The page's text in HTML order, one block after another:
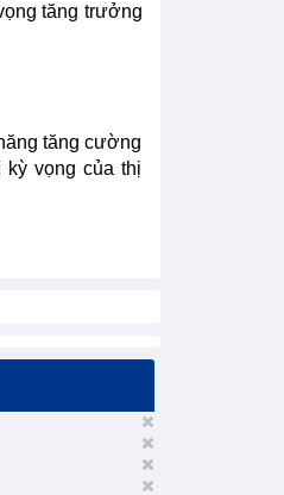
tăng trưởng
tăng cường
vọng của thị